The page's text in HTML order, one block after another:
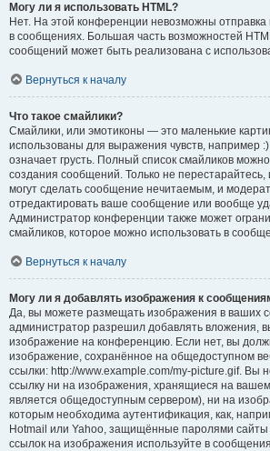
Могу ли я использовать HTML?
Нет. На этой конференции невозможны отправка
в сообщениях. Большая часть возможностей
сообщений может быть реализована с
Вернуться к началу
Что такое смайлики?
Смайлики, или эмотиконы — это маленькие
использованы для выражения чувств, например
означает грусть. Полный список смайликов
создания сообщений. Только не перестарайтесь,
могут сделать сообщение нечитаемым, и
отредактировать ваше сообщение или вообще
Администратор конференции также может
смайликов, которое можно использовать в
Вернуться к началу
Могу ли я добавлять изображения к
Да, вы можете размещать изображения в ваших
администратор разрешил добавлять вложения,
изображение на конференцию. Если нет, вы
изображение, сохранённое на общедоступном
ссылки: http://www.example.com/my-picture.gif. Вы
ссылку ни на изображения, хранящиеся на
является общедоступным сервером), ни на
которым необходима аутентификация, как,
Hotmail или Yahoo, защищённые паролями сайты
ссылок на изображения используйте в